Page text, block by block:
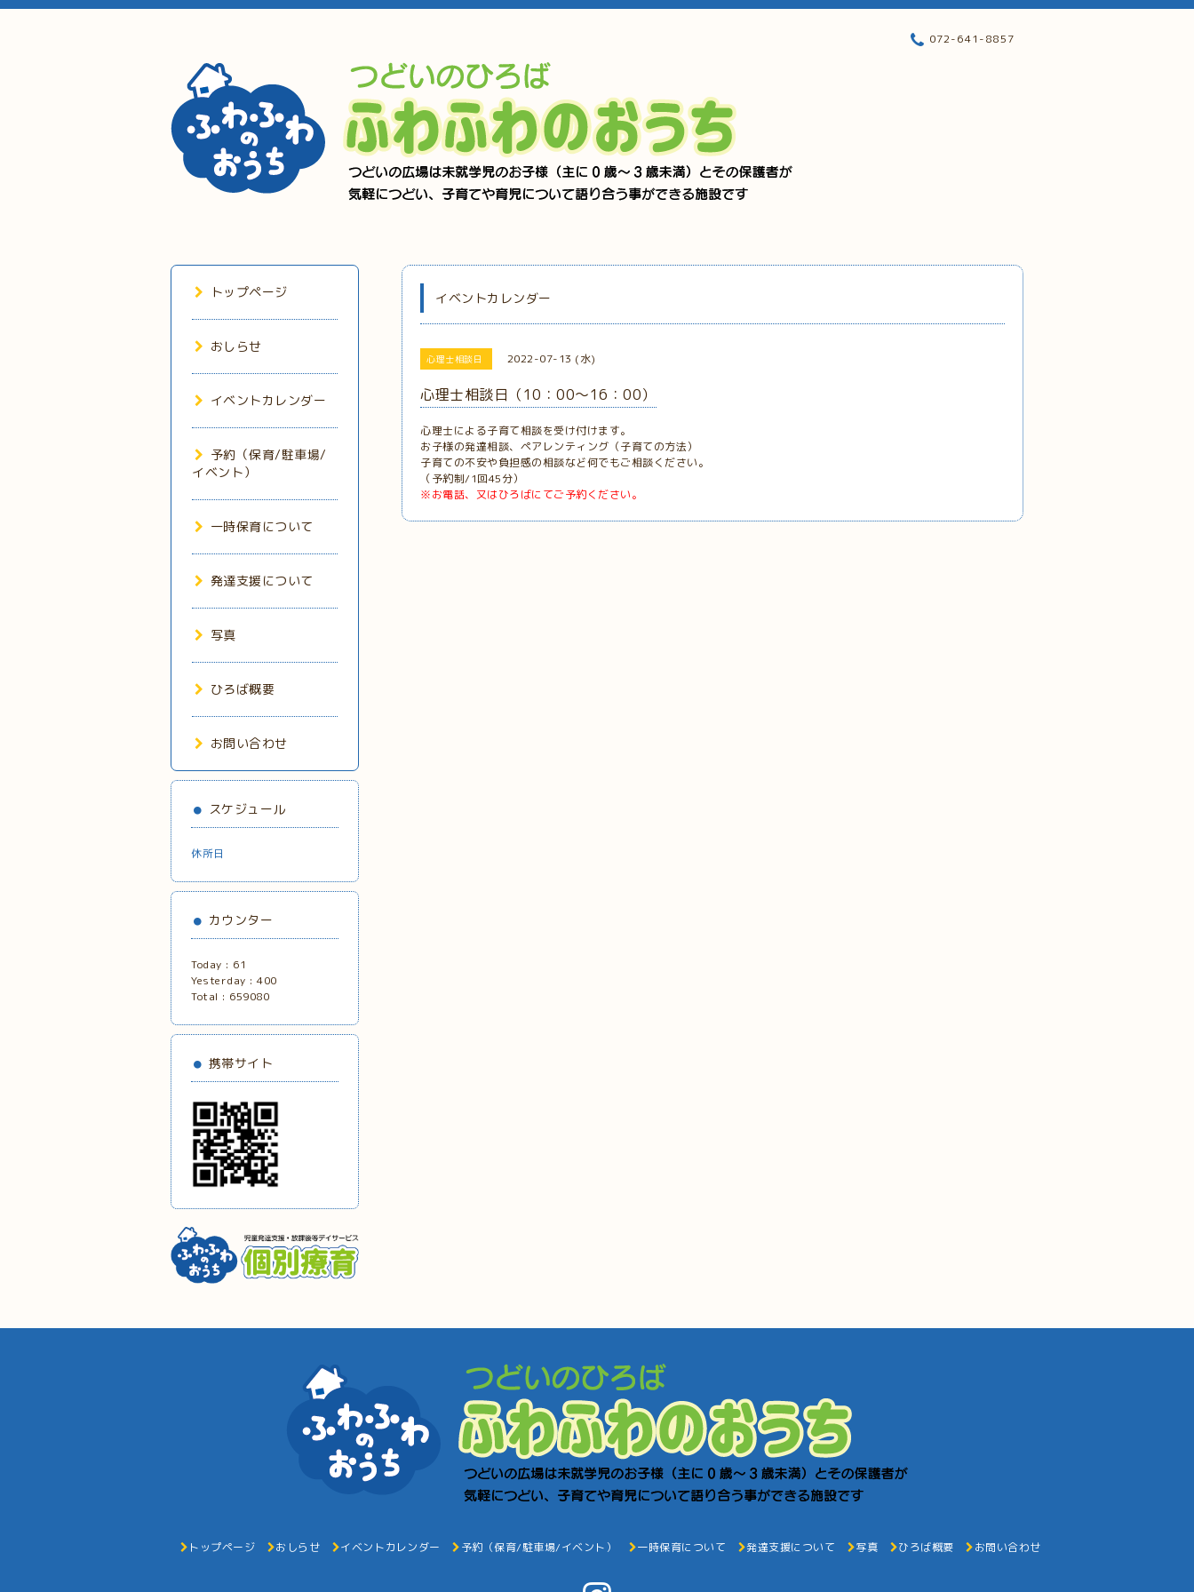
072-641-8857
イベントカレンダー
心理士相談日 2022-07-13 (水)
心理士相談日（10：00～16：00）
心理士による子育て相談を受け付けます。
お子様の発達相談、ペアレンティング（子育ての方法）
子育ての不安や負担感の相談など何でもご相談ください。
（予約制/1回45分）
※お電話、又はひろばにてご予約ください。
トップページ
おしらせ
イベントカレンダー
予約（保育/駐車場/
イベント）
一時保育について
発達支援について
写真
ひろば概要
お問い合わせ
スケジュール
休所日
カウンター
Today : 61
Yesterday : 400
Total : 659080
携帯サイト
トップページ おしらせ イベントカレンダー 予約（保育/駐車場/イベント） 一時保育について 発達支援について 写真 ひろば概要 お問い合わせ